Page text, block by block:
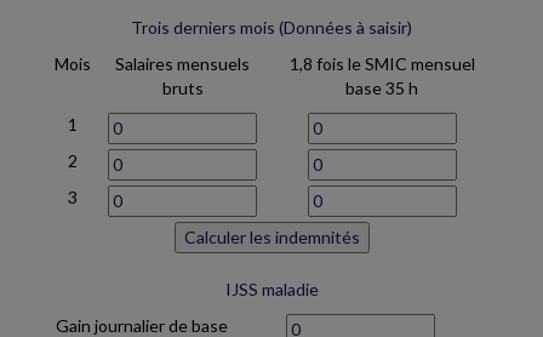
Trois derniers mois (Données à saisir)
Mois
Salaires mensuels
bruts
1,8 fois le SMIC mensuel
base 35 h
1
2
3
IJSS maladie
Gain journalier de base